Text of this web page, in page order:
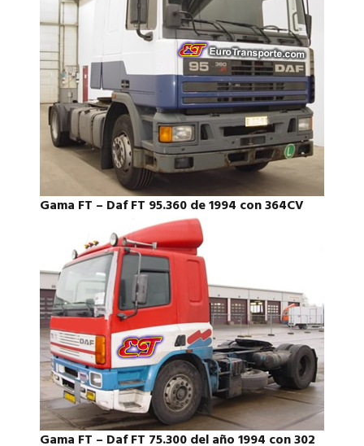
Gama FT – Daf FT 95.360 de 1994 con 364CV
Gama FT – Daf FT 75.300 del año 1994 con 302